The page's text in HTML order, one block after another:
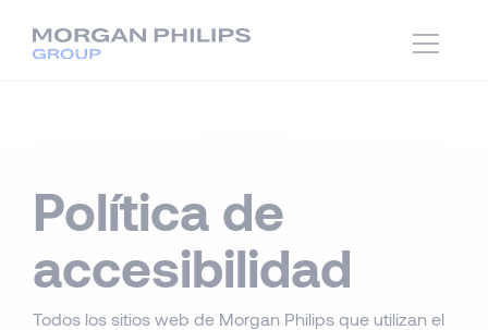
Política de
accesibilidad
Todos los sitios web de Morgan Philips que utilizan el